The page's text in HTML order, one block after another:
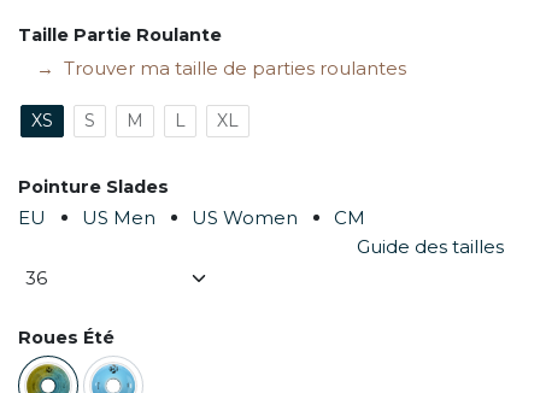
Taille Partie Roulante
Trouver ma taille de parties roulantes
XS S M L XL
Pointure Slades
EU US Men US Women
CM
Guide des tailles
Roues Été